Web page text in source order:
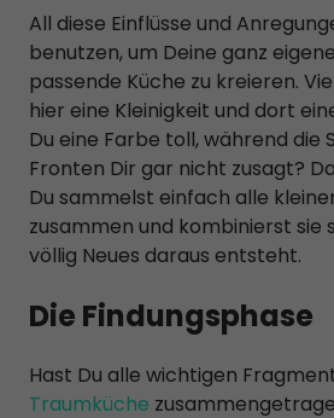
All diese Einflüsse und
benutzen, um Deine ganz
passende Küche zu kreieren.
hier eine Kleinigkeit und dort
Du eine Farbe toll, während die
Fronten Dir gar nicht zusagt?
Du sammelst einfach alle
zusammen und kombinierst sie
völlig Neues daraus entsteht.
Die Findungsphase
Hast Du alle wichtigen
Traumküche